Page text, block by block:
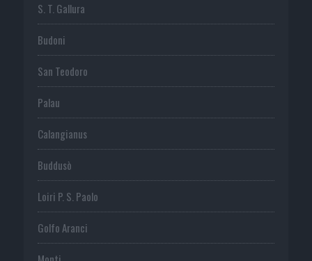
S. T. Gallura
Budoni
San Teodoro
Palau
Calangianus
Buddusò
Loiri P. S. Paolo
Golfo Aranci